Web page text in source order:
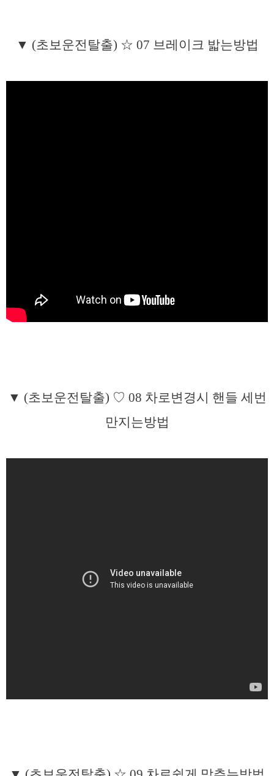
▼ (초보운전탈출) ☆ 07 브레이크 밟는방법
▼ (초보운전탈출) ♡ 08 차로변경시 핸들 세번
만지는방법